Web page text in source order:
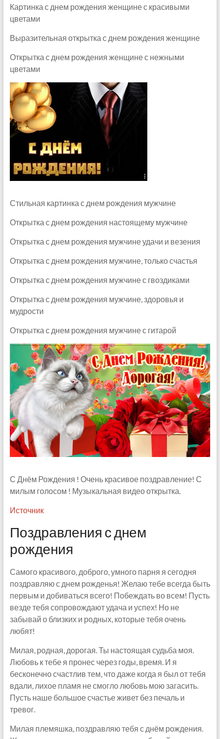
Картинка с днем рождения женщине с красивыми
цветами
Выразительная открытка с днем рождения женщине
Открытка с днем рождения женщине с нежными
цветами
Стильная картинка с днем рождения мужчине
Открытка с днем рождения настоящему мужчине
Открытка с днем рождения мужчине удачи и везения
Открытка с днем рождения мужчине, только счастья
Открытка с днем рождения мужчине с гвоздиками
Открытка с днем рождения мужчине, здоровья и
мудрости
Открытка с днем рождения мужчине с гитарой
С Днём Рождения ! Очень красивое поздравление! С
милым голосом ! Музыкальная видео открытка.
Источник
Поздравления с днем
рождения
Самого красивого, доброго, умного парня я сегодня
поздравляю с днем рожденья! Желаю тебе всегда быть
первым и добиваться всего! Побеждать во всем! Пусть
везде тебя сопровождают удача и успех! Но не
забывай о близких и родных, которые тебя очень
любят!
Милая, родная, дорогая. Ты настоящая судьба моя.
Любовь к тебе я пронес через годы, время. И я
бесконечно счастлив тем, что даже когда я был от тебя
вдали, лихое пламя не смогло любовь мою загасить.
Пусть наше большое счастье живет без печаль и
тревог.
Милая племяшка, поздравляю тебя с днём рождения.